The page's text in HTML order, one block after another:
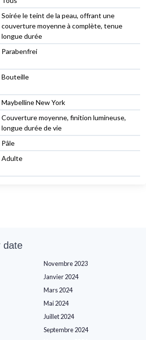
Soirée le teint de la peau, offrant une
couverture moyenne à complète, tenue
longue durée
Parabenfrei
Bouteille
Maybelline New York
Couverture moyenne, finition lumineuse,
longue durée de vie
Pâle
Adulte
date
Novembre 2023
Janvier 2024
Mars 2024
Mai 2024
Juillet 2024
Septembre 2024